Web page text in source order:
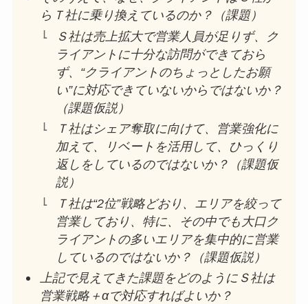
らＴ社に乗り換えているのか？（課題）
Ｓ社は売上拡大で営業人員が足りず、ク
ライアントに十分な訪問ができておら
ず、“クライアントのちょっとしたお願
い”に対応できていないからではないか？
（課題仮説）
Ｔ社はシェア奪取に向けて、営業強化に
加えて、リベートを活用して、ひっくり
返しをしているのではないか？（課題仮
説）
Ｔ社は“2位”戦略どおり、エリアを絞って
営業しており、特に、その中でも大口ク
ライアントの多いエリアを集中的に営業
しているのではないか？（課題仮説）
上記で見えてきた課題をどのようにＳ社は
営業戦略＋αで対応すればよいか？